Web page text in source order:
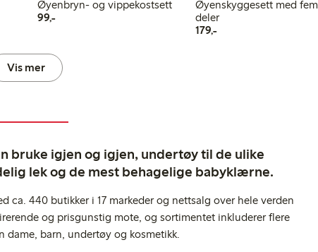
Øyenbryn- og vippekostsett
99,-99,00 kr
Øyenskyggesett med fem
deler
179,-179,00 kr
Vis mer
bruke igjen og igjen, undertøy til de ulike
lek og de mest behagelige babyklærne.
ca. 440 butikker i 17 markeder og nettsalg over hele verden
og prisgunstig mote, og sortimentet inkluderer flere
dame, barn, undertøy og kosmetikk.